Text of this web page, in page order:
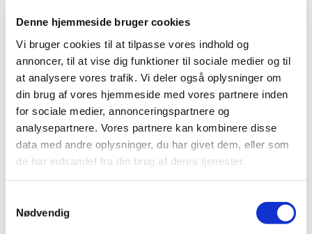
Denne hjemmeside bruger cookies
Vi bruger cookies til at tilpasse vores indhold og
annoncer, til at vise dig funktioner til sociale medier og til
at analysere vores trafik. Vi deler også oplysninger om
din brug af vores hjemmeside med vores partnere inden
for sociale medier, annonceringspartnere og
analysepartnere. Vores partnere kan kombinere disse
data med andre oplysninger, du har givet dem, eller som
de har indsamlet fra din brug af deres tjenester.
Nødvendig
Revurdering af de resterende undergrupper i
ATC-gruppe C
|4. juli 2006|
Lægemiddelstyrelsen har tidligere informeret
virksomheder og en række videnskabelige selskaber
Brev til videnskabelige selskaber om
blodtryksbehandling
|7. marts 2006|
tilskudsstatus er Lægemiddelstyrelsen begyndt at se på
…